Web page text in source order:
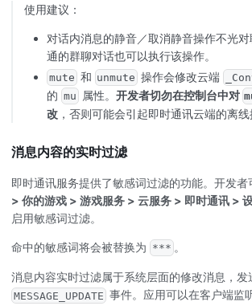
使用建议：
对话内消息的静音／取消静音操作不光
通的群聊对话也可以执行该操作。
mute 和 unmute 操作会修改云端
的 mu 属性。 开发者切勿在控制台中对
改 ，否则可能会引起即时通讯云端的离线
消息内容的实时过滤
即时通讯服务提供了敏感词过滤的功能。开发者
> 你的游戏 > 游戏服务 > 云服务 > 即时通讯 >
启用敏感词过滤。
命中的敏感词将会被替换为 *** 。
消息内容实时过滤属于系统层面的修改消息，发
MESSAGE_UPDATE 事件。应用可以在客户端监